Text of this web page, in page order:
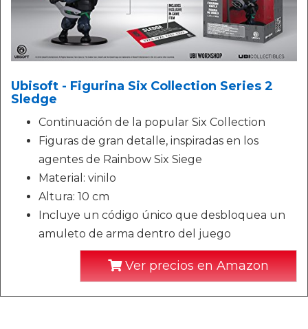
Ubisoft - Figurina Six Collection Series 2
Sledge
Continuación de la popular Six Collection
Figuras de gran detalle, inspiradas en los
agentes de Rainbow Six Siege
Material: vinilo
Altura: 10 cm
Incluye un código único que desbloquea un
amuleto de arma dentro del juego
Ver precios en Amazon